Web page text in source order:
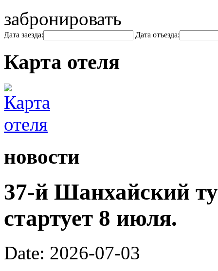
забронировать
Дата заезда: Дата отъезда:
Карта отеля
новости
37-й Шанхайский
стартует 8 июля.
Date: 2026-07-03